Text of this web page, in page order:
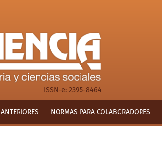
ISSN-e: 2395-8464
NORMAS PARA COLABORADORES